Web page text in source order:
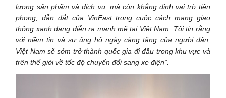
lượng sản phẩm và dịch vụ, mà còn khẳng định vai trò tiên
phong, dẫn dắt của VinFast trong cuộc cách mạng giao
thông xanh đang diễn ra mạnh mẽ tại Việt Nam. Tôi tin rằng
với niềm tin và sự ủng hộ ngày càng tăng của người dân,
Việt Nam sẽ sớm trở thành quốc gia đi đầu trong khu vực và
trên thế giới về tốc độ chuyển đổi sang xe điện”.